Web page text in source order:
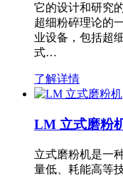
它的设计和研究
超细粉碎理论的
业设备，包括超
式…
了解详情
LM 立式磨粉
立式磨粉机是一
量低、耗能高等